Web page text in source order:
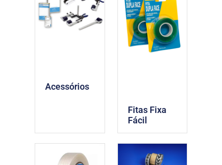
Acessórios
Fitas Fixa
Fácil